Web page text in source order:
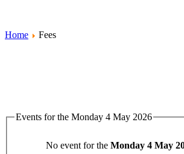
Home
Fees
Events for the Monday 4 May 2026
No event for the Monday 4 May